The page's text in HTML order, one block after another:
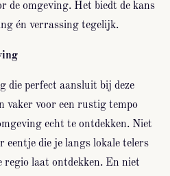
de omgeving. Het biedt de kans
én verrassing tegelijk.
die perfect aansluit bij deze
vaker voor een rustig tempo
echt te ontdekken. Niet
eentje die je langs lokale telers
regio laat ontdekken. En niet